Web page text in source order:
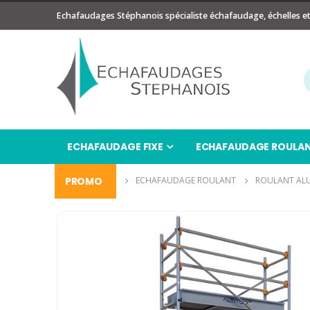
Echafaudages Stéphanois spécialiste échafaudage, échelles
ECHAFAUDAGE FIXE ECHAFAUDAGE
PROMO
ÉCHAFAUDAGE ECHAFAUDAGE ROULANT ROULANT